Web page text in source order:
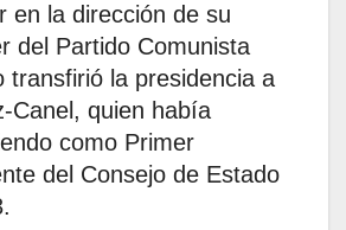
en la dirección de su
del Partido Comunista
transfirió la presidencia a
Canel, quien había
como Primer
del Consejo de Estado